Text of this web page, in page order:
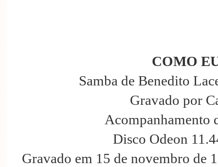
COMO
Samba de Benedito
Gravado por
Acompanhamento
Disco Odeon
Gravado em 15 de novembro de